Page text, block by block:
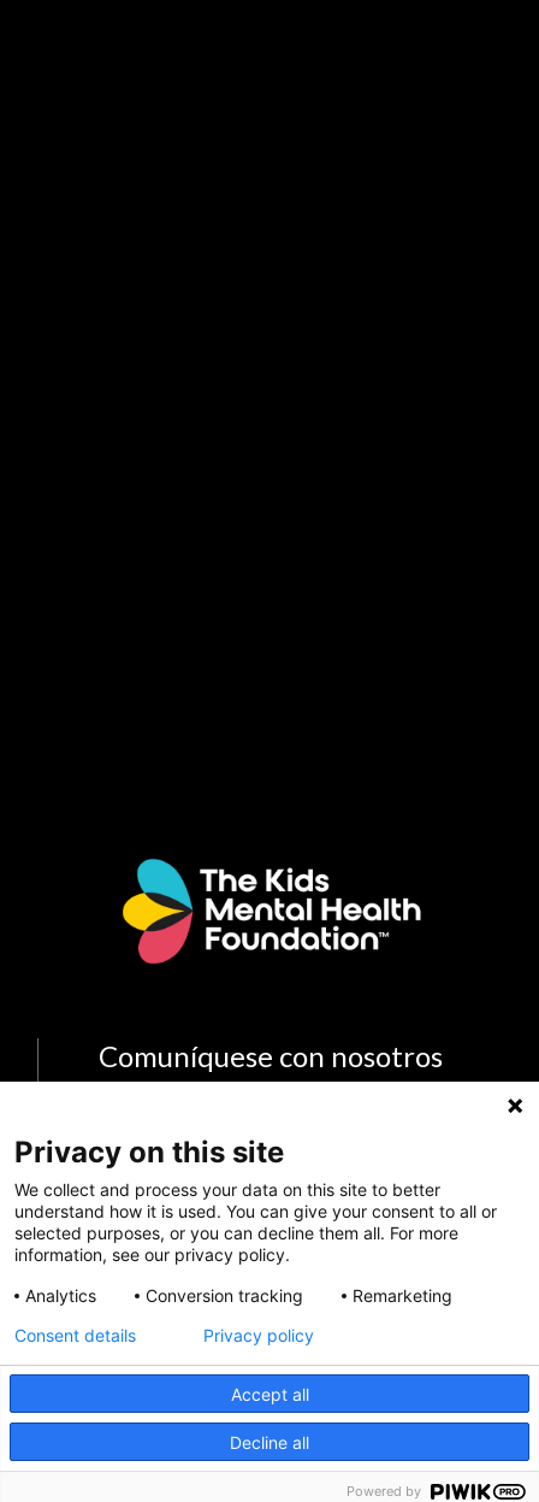
Comuníquese con nosotros
The Kids Mental Health Foundation
700 Children's Drive
Columbus, OH 43209
1 (855) 902-5437
Síganos en las Redes Sociales
Privacy on this site
We collect and process your data on this site to better
understand how it is used. You can give your consent to all or
selected purposes, or you can decline them all. For more
information, see our privacy policy.
Analytics
Conversion tracking Remarketing
Accept all
Decline all
Consent details Privacy policy
Powered by